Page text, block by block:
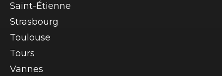
Saint-Étienne
Strasbourg
Toulouse
Tours
Vannes